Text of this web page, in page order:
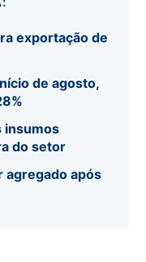
exportação de
de agosto,
insumos
do setor
agregado após